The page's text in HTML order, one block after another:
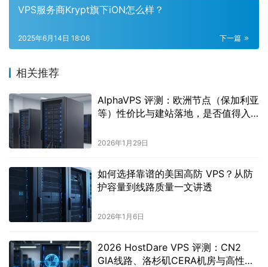
VPS服务商Krypt旗下iON怎么样？
下一篇
2025年6月14日 18:06
相关推荐
AlphaVPS 评测：欧洲节点（保加利亚
等）性价比与建站落地，是否值得入
2026年1月29日
如何选择靠谱的美国高防 VPS？从防
护容量到线路质量一文讲透
2026年1月6日
2026 HostDare VPS 评测：CN2
GIA线路、洛杉矶CERA机房与高性价